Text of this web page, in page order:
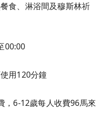
食、淋浴間及穆斯林祈
00:00
用120分鐘
，6-12歲每人收費96馬來